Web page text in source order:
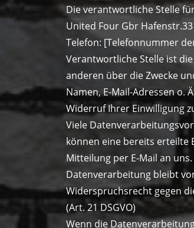
Die verantwortliche Stelle
United Four Gbr
Telefon: [Telefonnummer
Verantwortliche Stelle ist
anderen über die Zwecke
Namen, E-Mail-Adressen o.
Widerruf Ihrer Einwilligung
Viele
können eine bereits erteilte
Mitteilung per E-Mail an
Datenverarbeitung bleibt
Widerspruchsrecht gegen
(Art. 21 DSGVO)
Wenn die